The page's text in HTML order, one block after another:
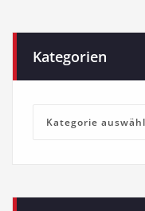
Kategorien
Kategorien